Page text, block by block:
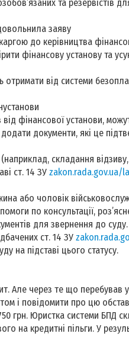
та резервістів
заяву
до керівництва
фінансову установу та
отримати від системи
фінансової установи,
документи, які це
складання
ст. 14 ЗУ zakon.rada.gov.ua/
або чоловік
по консультації,
для звернення до
ст. 14 ЗУ
на підставі цього статусу.
Але через те що перебував
і повідомити про цю
грн. Юристка системи БПД
на кредитні пільги. У